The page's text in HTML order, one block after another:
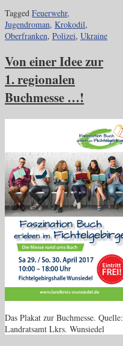
Tagged Feuerwehr,
Jugendroman, Krokodil,
Oberfranken, Polizei, Ukraine
Von einer Idee zur
1. regionalen
Buchmesse …!
Das Plakat zur Buchmesse. Quelle:
Landratsamt Lkrs. Wunsiedel